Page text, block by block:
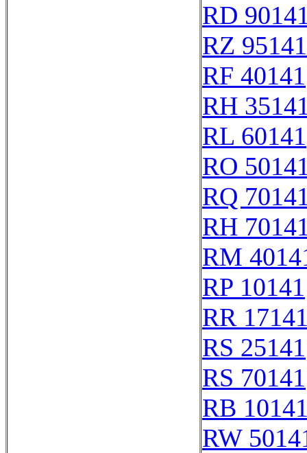
RD
RZ 95141
RF 40141
RH
RL 60141
RO
RQ
RH
RM
RP 10141
RR
RS 25141
RS 70141
RB
RW